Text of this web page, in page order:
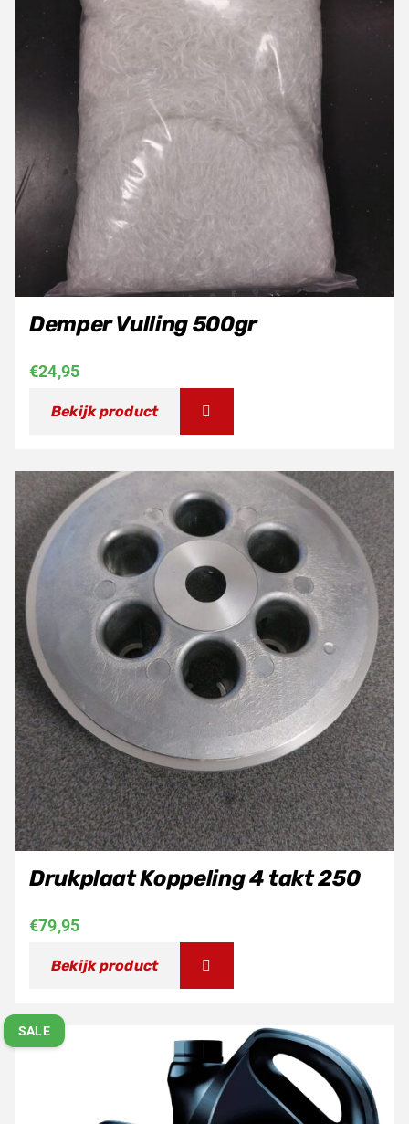
Demper Vulling 500gr
€24,95
Bekijk product
Drukplaat Koppeling 4 takt 250
€79,95
Bekijk product
SALE